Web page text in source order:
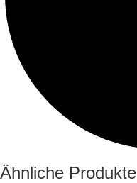
Ähnliche Produkte